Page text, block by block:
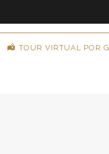
TOUR VIRTUAL POR